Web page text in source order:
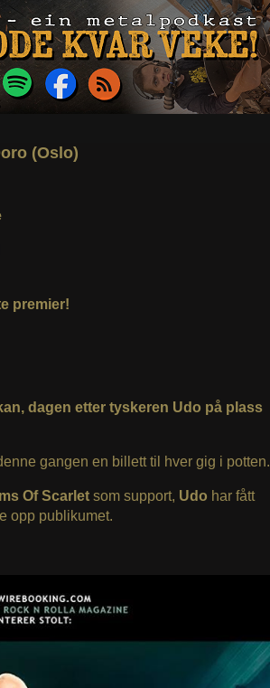
(Oslo)
premier!
dagen etter tyskeren Udo på plass
gangen en billett til hver gig i potten.
Of Scarletsom support, Udo har fått
opp publikumet.